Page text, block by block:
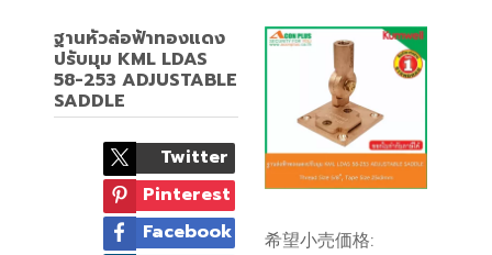
ฐานหัวล่อฟ้าทองแดง
ปรับมุม KML LDAS
58-253 ADJUSTABLE
SADDLE
Twitter
Pinterest
Facebook
希望小売価格: